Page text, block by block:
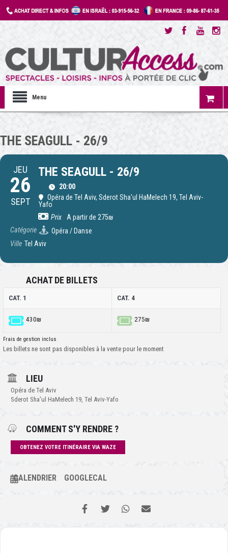
Menu
THE SEAGULL - 26/9
JEU
26
SEPT
THE SEAGULL - 26/9
20:00
Opéra de Tel Aviv, Sderot Sha'ul HaMelech 19, Tel Aviv-
Yafo
Prix
A partir de 275₪
Catégorie
Opéra / Danse
Ville Tel Aviv
ACHAT DE BILLETS
CAT. 1 CAT. 4
430₪ 275₪
Frais de gestion inclus
Les billets ne sont pas disponibles à la vente pour le moment
LIEU
Opéra de Tel Aviv
Sderot Sha'ul HaMelech 19, Tel Aviv-Yafo
COMMENT S'Y RENDRE ?
OBTENEZ VOTRE ITINÉRAIRE VIA WAZE
CALENDRIER GOOGLECAL